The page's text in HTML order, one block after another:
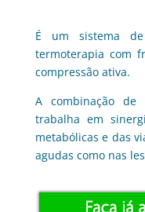
É um sistema
termoterapia com
compressão ativa.
A combinação de
trabalha em
metabólicas e das
agudas como nas